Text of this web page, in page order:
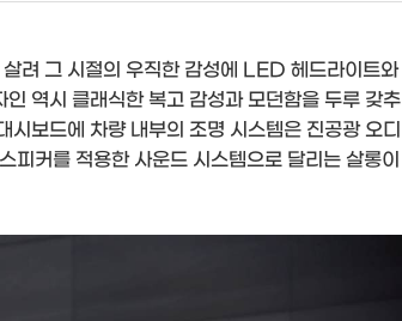
려 그 시절의 우직한 감성에 LED 헤드라이트와
역시 클래식한 복고 감성과 모던함을 두루 갖추
보드에 차량 내부의 조명 시스템은 진공광 오디
피커를 적용한 사운드 시스템으로 달리는 살롱이